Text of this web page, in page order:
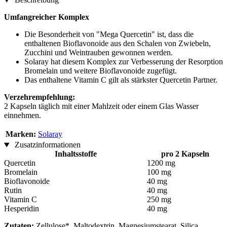
Umfangreicher Komplex
Die Besonderheit von "Mega Quercetin" ist, dass die
enthaltenen Bioflavonoide aus den Schalen von Zwiebeln,
Zucchini und Weintrauben gewonnen werden.
Solaray hat diesem Komplex zur Verbesserung der Resorption
Bromelain und weitere Bioflavonoide zugefügt.
Das enthaltene Vitamin C gilt als stärkster Quercetin Partner.
Verzehrempfehlung:
2 Kapseln täglich mit einer Mahlzeit oder einem Glas Wasser
einnehmen.
Marken: Solaray
Zusatzinformationen
Inhaltsstoffe
pro 2 Kapseln
Quercetin
1200 mg
Bromelain
100 mg
Bioflavonoide
40 mg
Rutin
40 mg
Vitamin C
250 mg
Hesperidin
40 mg